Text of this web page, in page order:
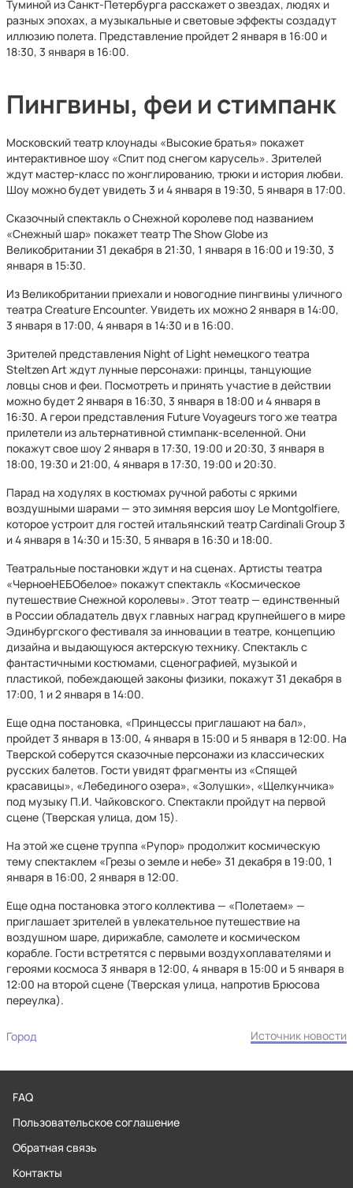
Туминой из Санкт-Петербурга расскажет о звездах, людях и
разных эпохах, а музыкальные и световые эффекты создадут
иллюзию полета. Представление пройдет 2 января в 16:00 и
18:30, 3 января в 16:00.
Пингвины, феи и стимпанк
Московский театр клоунады «Высокие братья» покажет
интерактивное шоу «Спит под снегом карусель». Зрителей
ждут мастер-класс по жонглированию, трюки и история любви.
Шоу можно будет увидеть 3 и 4 января в 19:30, 5 января в 17:00.
Сказочный спектакль о Снежной королеве под названием
«Снежный шар» покажет театр The Show Globe из
Великобритании 31 декабря в 21:30, 1 января в 16:00 и 19:30, 3
января в 15:30.
Из Великобритании приехали и новогодние пингвины уличного
театра Creature Encounter. Увидеть их можно 2 января в 14:00,
3 января в 17:00, 4 января в 14:30 и в 16:00.
Зрителей представления Night of Light немецкого театра
Steltzen Art ждут лунные персонажи: принцы, танцующие
ловцы снов и феи. Посмотреть и принять участие в действии
можно будет 2 января в 16:30, 3 января в 18:00 и 4 января в
16:30. А герои представления Future Voyageurs того же театра
прилетели из альтернативной стимпанк-вселенной. Они
покажут свое шоу 2 января в 17:30, 19:00 и 20:30, 3 января в
18:00, 19:30 и 21:00, 4 января в 17:30, 19:00 и 20:30.
Парад на ходулях в костюмах ручной работы с яркими
воздушными шарами — это зимняя версия шоу Le Montgolfiere,
которое устроит для гостей итальянский театр Cardinali Group 3
и 4 января в 14:30 и 15:30, 5 января в 16:30 и 18:00.
Театральные постановки ждут и на сценах. Артисты театра
«ЧерноеНЕБОбелое» покажут спектакль «Космическое
путешествие Снежной королевы». Этот театр — единственный
в России обладатель двух главных наград крупнейшего в мире
Эдинбургского фестиваля за инновации в театре, концепцию
дизайна и выдающуюся актерскую технику. Спектакль с
фантастичными костюмами, сценографией, музыкой и
пластикой, побеждающей законы физики, покажут 31 декабря в
17:00, 1 и 2 января в 14:00.
Еще одна постановка, «Принцессы приглашают на бал»,
пройдет 3 января в 13:00, 4 января в 15:00 и 5 января в 12:00. На
Тверской соберутся сказочные персонажи из классических
русских балетов. Гости увидят фрагменты из «Спящей
красавицы», «Лебединого озера», «Золушки», «Щелкунчика»
под музыку П.И. Чайковского. Спектакли пройдут на первой
сцене (Тверская улица, дом 15).
На этой же сцене труппа «Рупор» продолжит космическую
тему спектаклем «Грезы о земле и небе» 31 декабря в 19:00, 1
января в 16:00, 2 января в 12:00.
Еще одна постановка этого коллектива — «Полетаем» —
приглашает зрителей в увлекательное путешествие на
воздушном шаре, дирижабле, самолете и космическом
корабле. Гости встретятся с первыми воздухоплавателями и
героями космоса 3 января в 12:00, 4 января в 15:00 и 5 января в
12:00 на второй сцене (Тверская улица, напротив Брюсова
переулка).
Город Источник новости
FAQ
Пользовательское соглашение
Обратная связь
Контакты